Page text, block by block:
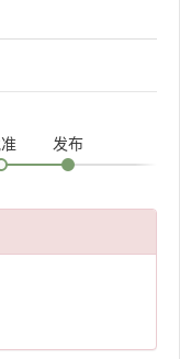
发布